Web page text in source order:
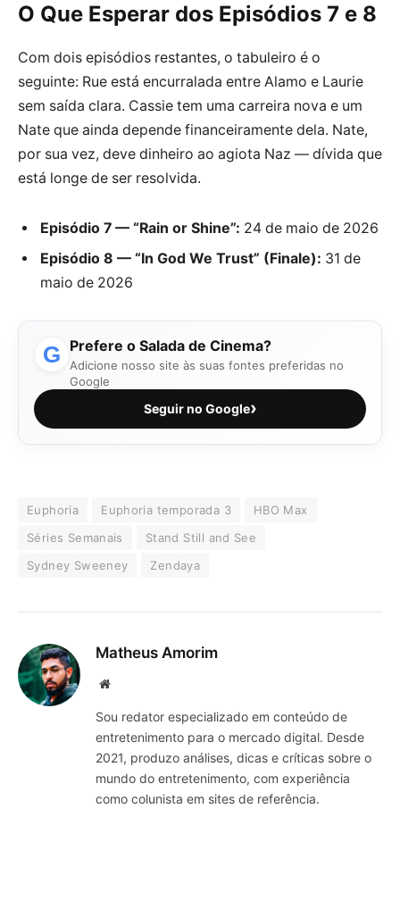
O Que Esperar dos Episódios 7 e 8
Com dois episódios restantes, o tabuleiro é o
seguinte: Rue está encurralada entre Alamo e Laurie
sem saída clara. Cassie tem uma carreira nova e um
Nate que ainda depende financeiramente dela. Nate,
por sua vez, deve dinheiro ao agiota Naz — dívida que
está longe de ser resolvida.
Episódio 7 — “Rain or Shine”: 24 de maio de 2026
Episódio 8 — “In God We Trust” (Finale): 31 de
maio de 2026
G Prefere o Salada de Cinema?
Adicione nosso site às suas fontes preferidas no
Google
Seguir no Google›
Euphoria Euphoria temporada 3
HBO Max
Séries Semanais
Stand Still and See
Sydney Sweeney
Zendaya
Matheus Amorim
Website
Sou redator especializado em conteúdo de
entretenimento para o mercado digital. Desde
2021, produzo análises, dicas e críticas sobre o
mundo do entretenimento, com experiência
como colunista em sites de referência.